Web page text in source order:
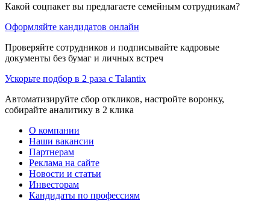
Какой соцпакет вы предлагаете семейным сотрудникам?
Оформляйте кандидатов онлайн
Проверяйте сотрудников и подписывайте кадровые
документы без бумаг и личных встреч
Ускорьте подбор в 2 раза с Talantix
Автоматизируйте сбор откликов, настройте воронку,
собирайте аналитику в 2 клика
О компании
Наши вакансии
Партнерам
Реклама на сайте
Новости и статьи
Инвесторам
Кандидаты по профессиям